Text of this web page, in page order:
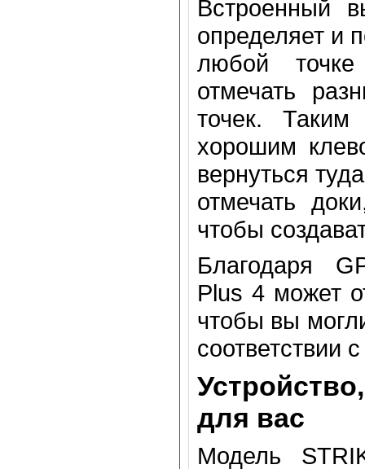
Встроенный
определяет и
любой
отмечать
точек.
хорошим
вернуться
отмечать
чтобы
Благодаря
Plus 4 может
чтобы вы
соответствии
для вас
Модель